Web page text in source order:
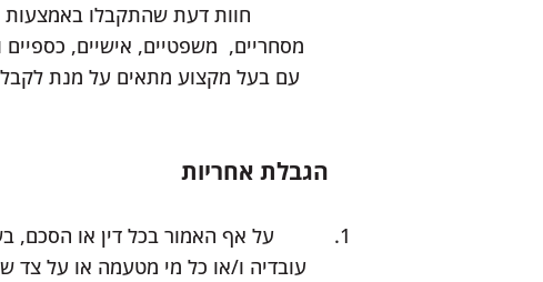
חוות דעת שהתקבלו באמצעות
מסחריים, משפטיים, אישיים,
עם בעל מקצוע מתאים על מנת לקבל
הגבלת אחריות
על אף האמור בכל דין או הסכם,
עובדיה ו/או כל מי מטעמה או על צד